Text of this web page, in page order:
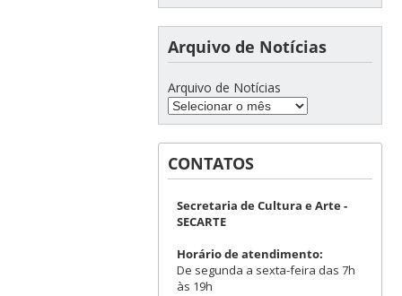
Arquivo de Notícias
Arquivo de Notícias
CONTATOS
Secretaria de Cultura e Arte -
SECARTE
Horário de atendimento:
De segunda a sexta-feira das 7h
às 19h